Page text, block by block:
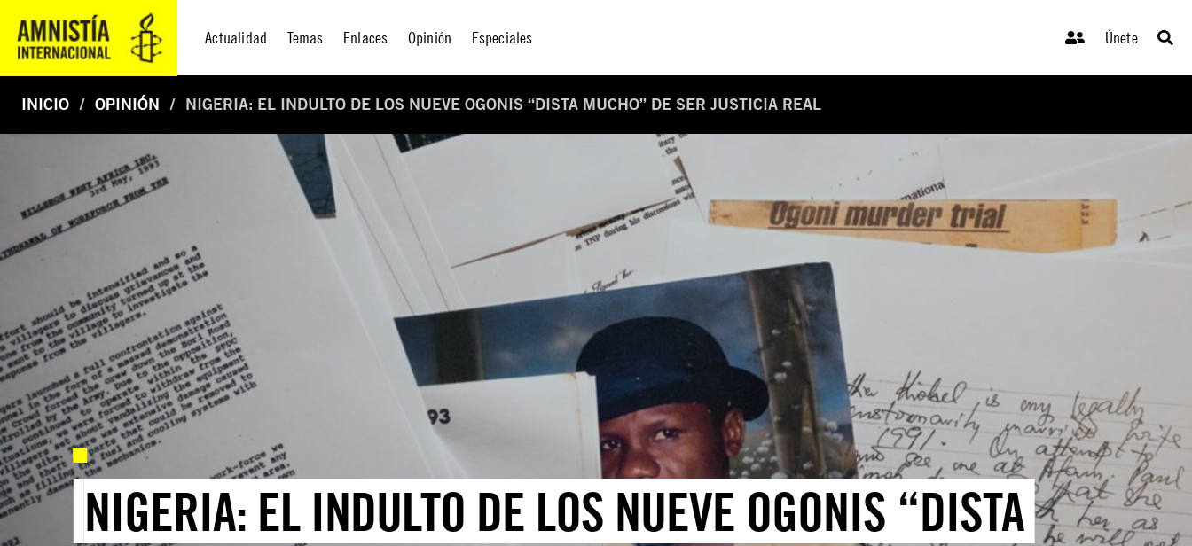
Actualidad Temas Enlaces Opinión Especiales Únete
INICIO OPINIÓN NIGERIA: EL INDULTO DE LOS NUEVE OGONIS “DISTA MUCHO” DE SER JUSTICIA REAL
NIGERIA: EL INDULTO DE LOS NUEVE OGONIS “DISTA